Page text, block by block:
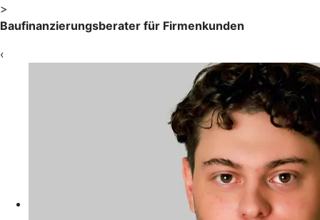
>
Baufinanzierungsberater für Firmenkunden
‹